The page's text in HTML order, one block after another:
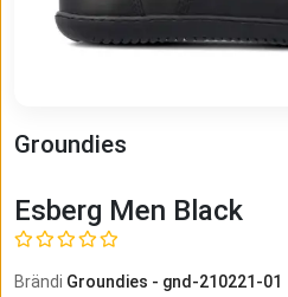
Groundies
Esberg Men Black
Brändi Groundies - gnd-210221-01